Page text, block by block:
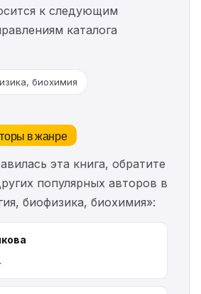
к следующим
каталога
биохимия
в жанре
эта книга, обратите
популярных авторов в
биофизика, биохимия»: